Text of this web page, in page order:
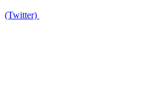
(Twitter)